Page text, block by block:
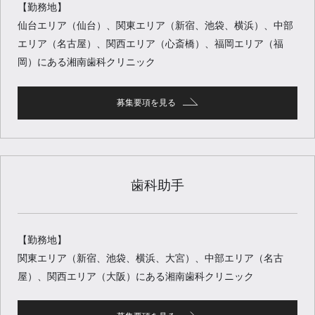
【勤務地】
仙台エリア（仙台）、関東エリア（新宿、池袋、横浜）、中部
エリア（名古屋）、関西エリア（心斎橋）、福岡エリア（福
岡）にある湘南歯科クリニック
募集要項を見る
歯科助手
【勤務地】
関東エリア（新宿、池袋、横浜、大宮）、中部エリア（名古
屋）、関西エリア（大阪）にある湘南歯科クリニック